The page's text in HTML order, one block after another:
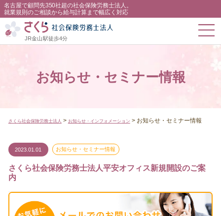
名古屋で顧問先350社超の社会保険労務士法人。
就業規則のご相談から給与計算まで幅広く対応
JR金山駅徒歩4分
お知らせ・セミナー情報
さくら社会保険労務士法人 > お知らせ・インフォメーション > お知らせ・セミナー情報
2023.01.01 お知らせ・セミナー情報
さくら社会保険労務士法人平安オフィス新規開設のご案
内